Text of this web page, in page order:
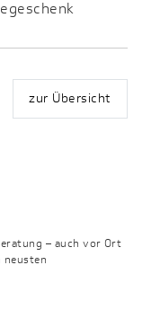
zur Übersicht
– auch vor Ort
neusten